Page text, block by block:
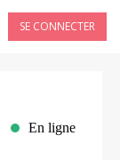
SE CONNECTER
En ligne